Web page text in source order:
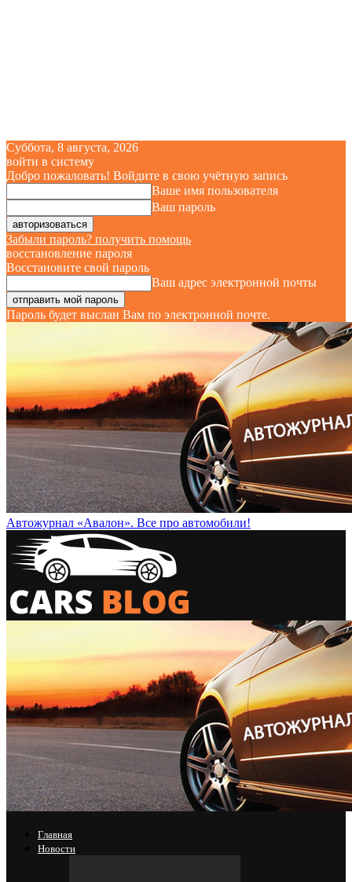
Суббота, 8 августа, 2026
войти в систему
Добро пожаловать! Войдите в свою учётную запись
Ваше имя пользователя
Ваш пароль
Забыли пароль? получить помощь
восстановление пароля
Восстановите свой пароль
Ваш адрес электронной почты
Пароль будет выслан Вам по электронной почте.
Автожурнал «Авалон». Все про автомобили!
Главная
Новости